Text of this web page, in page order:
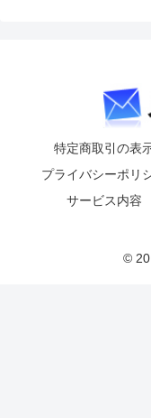
特定商取引の表
プライバシーポリ
サービス内容
©